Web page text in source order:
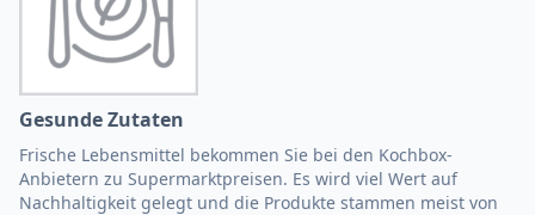
Gesunde Zutaten
Frische Lebensmittel bekommen Sie bei den Kochbox-
Anbietern zu Supermarktpreisen. Es wird viel Wert auf
Nachhaltigkeit gelegt und die Produkte stammen meist von